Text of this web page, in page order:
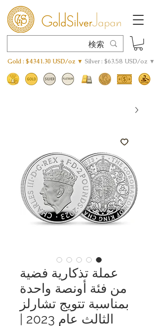
Gold : $4341.30 USD/oz ▼ Silver : $63.58 USD/oz ▼
عملة تذكارية فضية
من فئة أونصة واحدة
بمناسبة تتويج تشارلز